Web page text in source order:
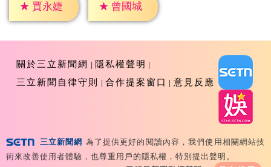
★ 賈永婕 ★ 曾國城
關於三立新聞網
隱私權聲明
三立新聞自律守則
合作提案窗口 意見反應
Copyright ©2026 Sanlih E-Television All Rights
Reserved 版權所有 盜用必究 台北市內湖區舊宗路一段159
三立新聞網 為了提供更好的閱讀內容，我們使用相關網站技
術來改善使用者體驗，也尊重用戶的隱私權，特別提出聲明。